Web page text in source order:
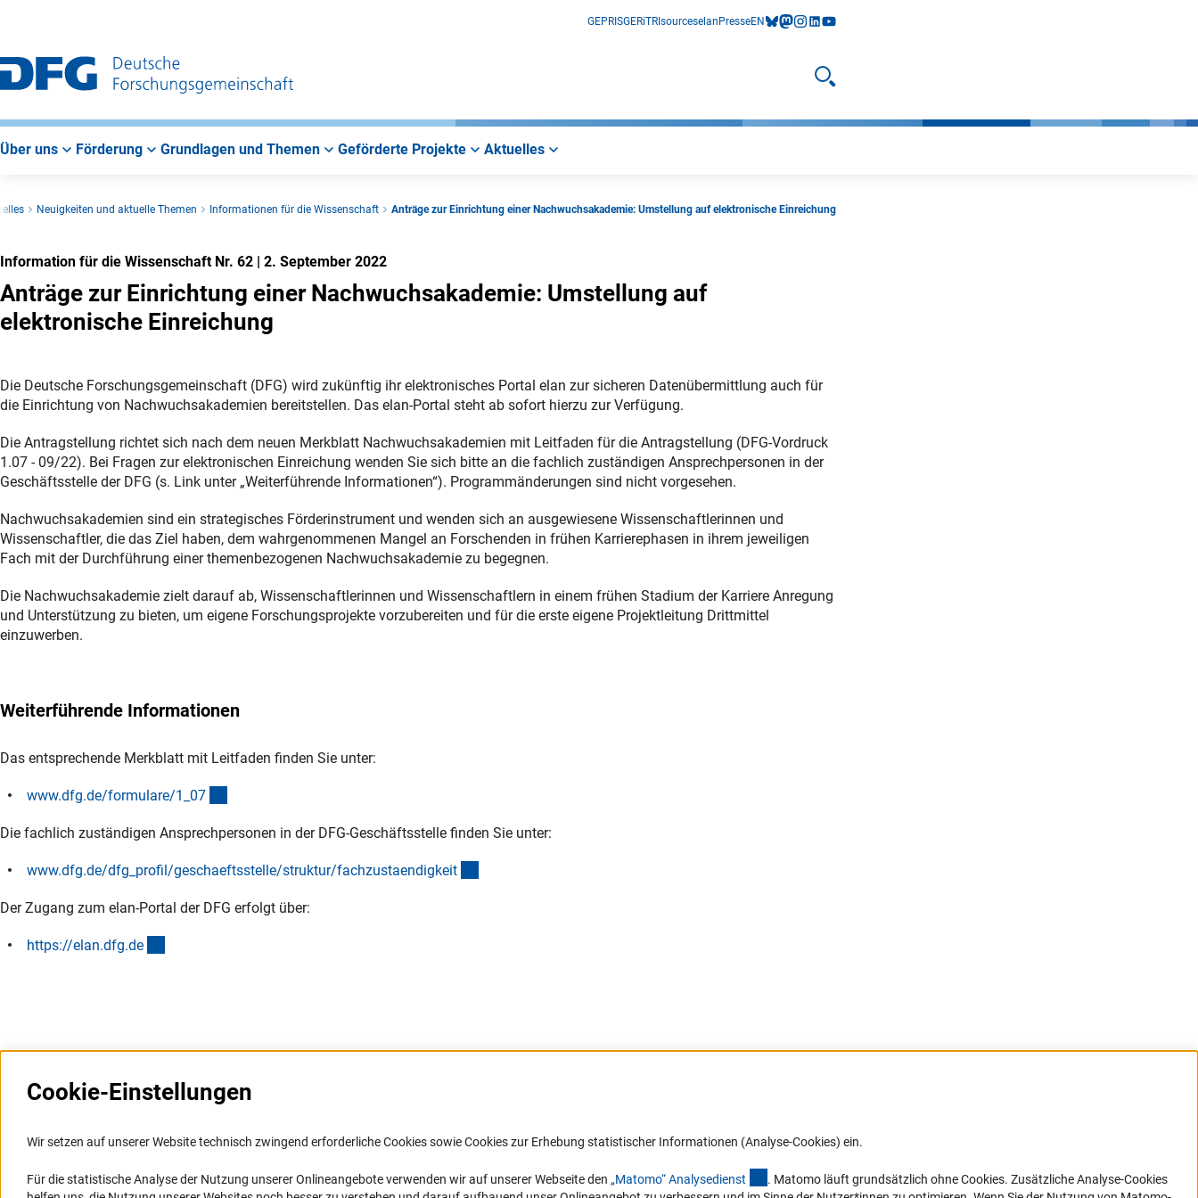
GEPRISGERiTRIsourceselan PresseEN bluesky
mastodon
instagram
linkedIn
youtube
Suche öffnen
Über uns Förderung Grundlagen und Themen Geförderte Projekte Aktuelles
Neuigkeiten und aktuelle Themen Informationen für die Wissenschaft Anträge zur Einrichtung einer Nachwuchsakademie: Umstellung auf elektronische Einreichung
Information für die Wissenschaft Nr. 62 | 2. September 2022
Anträge zur Einrichtung einer Nachwuchsakademie: Umstellung auf
elektronische Einreichung
Die Deutsche Forschungsgemeinschaft (DFG) wird zukünftig ihr elektronisches Portal elan zur sicheren Datenübermittlung auch für
die Einrichtung von Nachwuchsakademien bereitstellen. Das elan-Portal steht ab sofort hierzu zur Verfügung.
Die Antragstellung richtet sich nach dem neuen Merkblatt Nachwuchsakademien mit Leitfaden für die Antragstellung (DFG-Vordruck
1.07 - 09/22). Bei Fragen zur elektronischen Einreichung wenden Sie sich bitte an die fachlich zuständigen Ansprechpersonen in der
Geschäftsstelle der DFG (s. Link unter „Weiterführende Informationen“). Programmänderungen sind nicht vorgesehen.
Nachwuchsakademien sind ein strategisches Förderinstrument und wenden sich an ausgewiesene Wissenschaftlerinnen und
Wissenschaftler, die das Ziel haben, dem wahrgenommenen Mangel an Forschenden in frühen Karrierephasen in ihrem jeweiligen
Fach mit der Durchführung einer themenbezogenen Nachwuchsakademie zu begegnen.
Die Nachwuchsakademie zielt darauf ab, Wissenschaftlerinnen und Wissenschaftlern in einem frühen Stadium der Karriere Anregung
und Unterstützung zu bieten, um eigene Forschungsprojekte vorzubereiten und für die erste eigene Projektleitung Drittmittel
einzuwerben.
Weiterführende Informationen
Das entsprechende Merkblatt mit Leitfaden finden Sie unter:
www.dfg.de/formulare/1_07
Die fachlich zuständigen Ansprechpersonen in der DFG-Geschäftsstelle finden Sie unter:
www.dfg.de/dfg_profil/geschaeftsstelle/struktur/fachzustaendigkeit
Der Zugang zum elan-Portal der DFG erfolgt über:
https://elan.dfg.de
Informationssysteme
Portal Wissenschaftliche Integrität
FAQ
mit Behinderungen
in Ihr Mailpostfach oder schauen Sie sich
die Ausgaben online an.
Cookie-Einstellungen
Wir setzen auf unserer Website technisch zwingend erforderliche Cookies sowie Cookies zur Erhebung statistischer Informationen (Analyse-Cookies) ein.
Für die statistische Analyse der Nutzung unserer Onlineangebote verwenden wir auf unserer Webseite den „Matomo“ Analysedienst (externer Link)
. Matomo läuft grundsätzlich ohne Cookies. Zusätzliche Analyse-Cookies